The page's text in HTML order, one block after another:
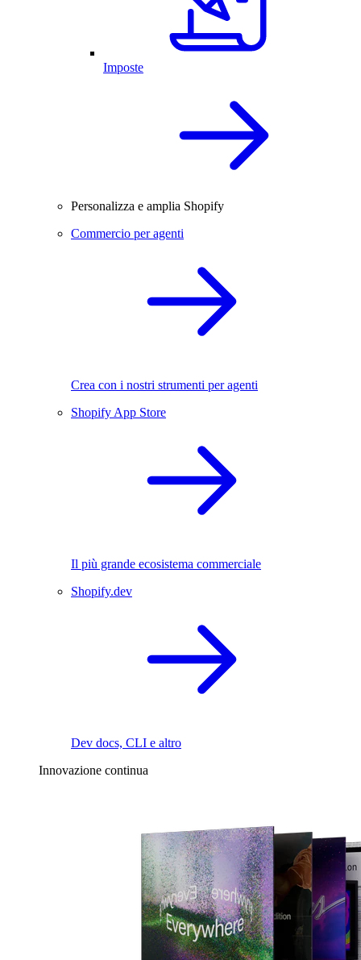
Imposte
Personalizza e amplia Shopify
Commercio per agenti
Crea con i nostri strumenti per agenti
Shopify App Store
Il più grande ecosistema commerciale
Shopify.dev
Dev docs, CLI e altro
Innovazione continua